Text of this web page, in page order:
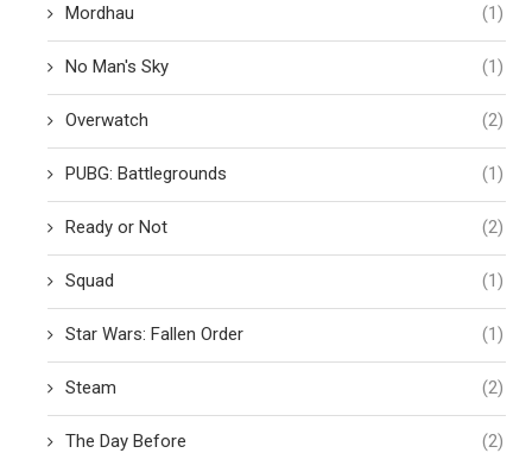
Mordhau (1)
No Man's Sky (1)
Overwatch (2)
PUBG: Battlegrounds (1)
Ready or Not (2)
Squad (1)
Star Wars: Fallen Order (1)
Steam (2)
The Day Before (2)